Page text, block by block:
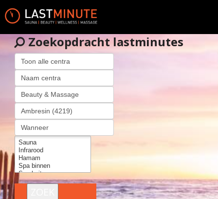
Zoekopdracht lastminutes